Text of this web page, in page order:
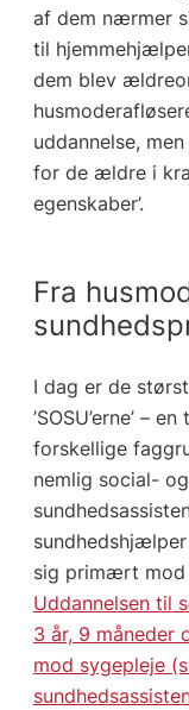
af dem nærmer
til
dem blev
uddannelse,
for de ældre i
egenskaber’.
Fra
I dag er de
’SOSU’erne’ –
forskellige
nemlig social-
sig primært mod
Uddannelsen til
3 år, 9
mod sygepleje